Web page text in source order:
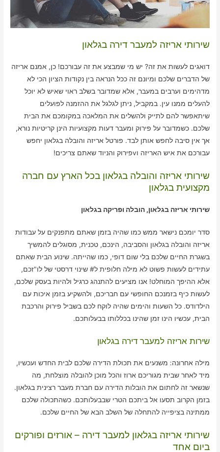
שירותי אריזה למעבר דירה בגלאון
דואגים לעשות את זה? יש מי שמבצע את זה עבורכם! כן, אמנם אריזה
של הדברים שלכם ומיונם זה ככל הנראה בין נקודות הציון הכי לא
מדהימים וערבים במעבר, אלא שמדובר בשלב ראוי שאיש לא יוכל
להעלים ממנו עין. במקביל, ניתן לגלגל את ההזמנה לפועלים
שיתאפשר להם לתייק ולהשלים את המלאכה במקומכם את הבית
שלכם. כשמדובר על פירוק ומעבר דעות מקצועיות הינן קריטיות נורא,
אך אין סיבה לחפש אותן לבד. פורטל אריזה והובלה בגלאון יחפש
עבורכם את איש האריזה וvפירוק והניוד שאתם צריכים!
שירותי אריזה והובלה בגלאון בכל הארץ עם חברה
מקצועית בגלאון
שירותי אריזה בגלאון, הובלה ופריקה בגלאון
סדר יומכם נישאר ממש כמו שהיה בזמן שאתם מתפנקים על עבודות
אריזה והובלה בגלאון והסביבה, הינכם, טכנית, מסוגלים להמשיך
בשגרת החיים שלכם בלי שום דופי, כמו שהייתה. שינוע הבית שאתם
עתידים לעשות פשוט לא מילה חלופית ל# שינוי דרסטי של לו"זכם,
אלא ההיפך המוחלט! אנו מציעים להתנהג כרגיל ולהיות בעסק שלכם,
לעשות כיף בזמנכם החופשי עם חבריכם, ולהשקיע בזמן איכות עם
הילדודס. כל השעות והימים שהיה לוקח לכם בשביל פירוק והרכבת
הבית, עכשיו הינו זמן שהינו בכללותו בבעלותכם.
שירות אריזה למעבר דירה בגלאון
מילה אחרונה: משנעים את תכולת הדירה שלכם לבית החדש ועכשיו,
מיד לאחר שבית מגוריכם ארוז והכל מוכן להובלה מוצלחת, מה
שנשאר זה לחתום את הובלות הדירה עם חברת מעבר רצינית בגלאון.
בזמן הקרוב תסעו אל ביתכם הטרי שבבעלותכם. כשהתכולה שלכם
ממתינה בציפייה להתחלה של השלב הבא של החיים שלכם.
שירותי אריזה בגלאון למעבר דירה – אורזים ופורקים
ביום אחד